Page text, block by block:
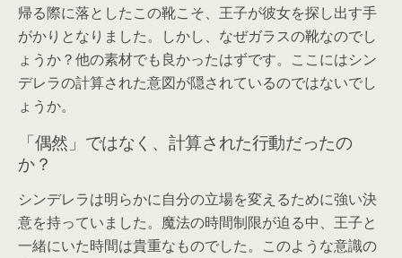
帰る際に落としたこの靴こそ、王子が彼女を探し出す手
がかりとなりました。しかし、なぜガラスの靴なのでし
ょうか？他の素材でも良かったはずです。ここにはシン
デレラの計算された意図が隠されているのではないでし
ょうか。
「偶然」ではなく、計算された行動だったの
か？
シンデレラは明らかに自分の立場を変えるために強い決
意を持っていました。魔法の時間制限が迫る中、王子と
一緒にいた時間は貴重なものでした。このような意識の